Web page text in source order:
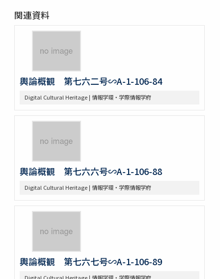
関連資料
輿論概観 第七六二号∽A-1-106-84
Digital Cultural Heritage | 情報学環・学際情報学府
輿論概観 第七六六号∽A-1-106-88
Digital Cultural Heritage | 情報学環・学際情報学府
輿論概観 第七六七号∽A-1-106-89
Digital Cultural Heritage | 情報学環・学際情報学府